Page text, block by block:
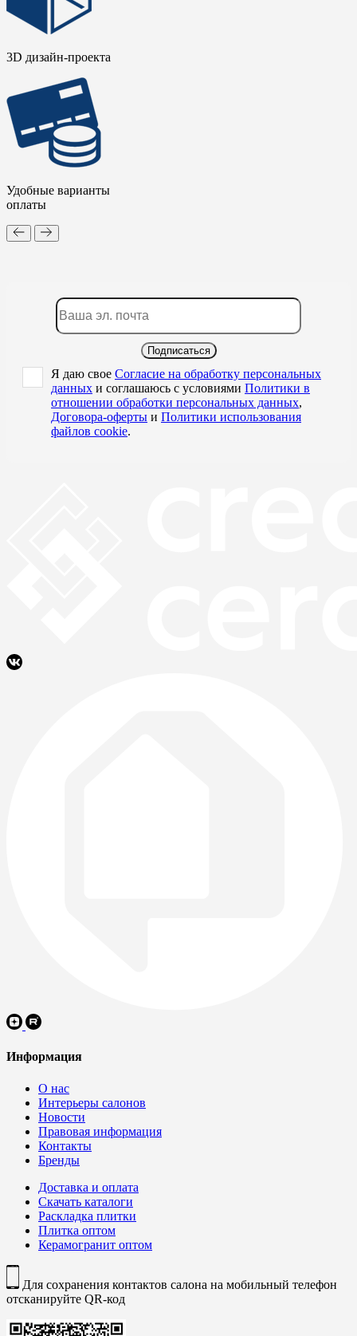
3D дизайн-проекта
Удобные варианты
оплаты
Подписаться
Я даю свое Согласие на обработку персональных
данных и соглашаюсь с условиями Политики в
отношении обработки персональных данных,
Договора-оферты и Политики использования
файлов cookie.
Информация
О нас
Интерьеры салонов
Новости
Правовая информация
Контакты
Бренды
Доставка и оплата
Скачать каталоги
Раскладка плитки
Плитка оптом
Керамогранит оптом
Для сохранения контактов салона на мобильный телефон
отсканируйте QR-код